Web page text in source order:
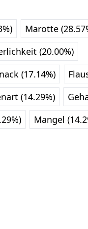
Marotte
(20.00%)
(17.14%)
(14.29%)
Mangel